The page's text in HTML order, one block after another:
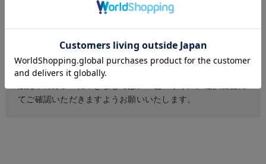
が、お客様がお使いの環境（モニター、ブラウザ等）の違い
により、色の見え方が実物と若干異なる場合がございます。
予めご了承ください。
また、商品の機能説明の為、完売されたカラーが商品画像と
して掲載されている場合がございます。
てご確認いただきますようお願いいたします。